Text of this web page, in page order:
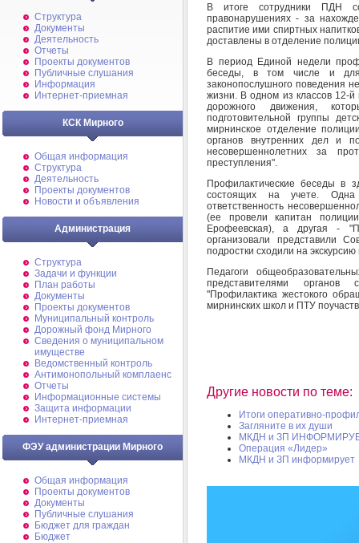
Структура
Документы
Деятельность
Отчеты
Проекты документов
Публичные слушания
Информация
Интернет-приемная
КСК Мирного
Общая информация
Структура
Деятельность
Проекты документов
Новости и объявления
Администрация
Структура
Задачи и функции
План работы
Документы
Проекты документов
Муниципальный контроль
Дорожный фонд Мирного
Cведения о муниципальном
имуществе
Ведомственный контроль
Антимонопольный комплаенс
Отчеты
Информационные системы
Защита информации
Интернет-приемная
ФЭУ администрации Мирного
Общая информация
Проекты документов
Документы
Публичные слушания
Бюджет для граждан
Бюджет
В итоге сотрудники ПДН
правонарушениях - за
распитие ими спиртных
доставлены в отделение
В период Единой недели
беседы, в том числе и для
законопослушного поведения
жизни. В одном из классов 12-
дорожного движения,
подготовительной группы
мирнинское отделение
органов внутренних дел и
несовершеннолетних за
преступления".
Профилактические беседы в
состоящих на учете. Одна
ответственность
(ее провели капитан
Ерофеевская), а другая -
организовали представили
подростки сходили на экскурсию
Педагоги
представителями органов
"Профилактика жестокого
мирнинских школ и ПТУ
Другие новости по теме:
Итоги оперативно-
Загляните в их души
МКДН и ЗП
Операция «Лидер»
МКДН и ЗП информирует